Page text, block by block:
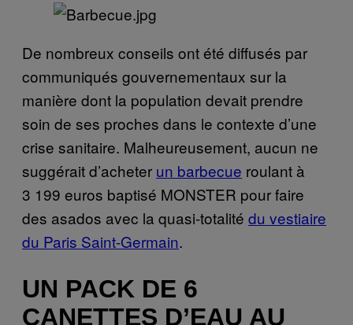
De nombreux conseils ont été diffusés par
communiqués gouvernementaux sur la
manière dont la population devait prendre
soin de ses proches dans le contexte d’une
crise sanitaire. Malheureusement, aucun ne
suggérait d’acheter un barbecue roulant à
3 199 euros baptisé MONSTER pour faire
des asados avec la quasi-totalité du vestiaire
du Paris Saint-Germain.
UN PACK DE 6
CANETTES D’EAU AU